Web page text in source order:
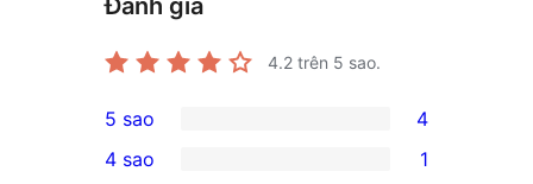
4.2 trên 5 sao.
4
5-
5 sao 4
4 sao 1